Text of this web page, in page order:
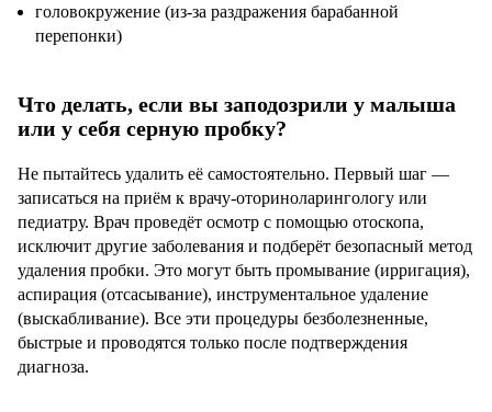
головокружение (из-за раздражения барабанной
перепонки)
Что делать, если вы заподозрили у малыша
или у себя серную пробку?
Не пытайтесь удалить её самостоятельно. Первый шаг —
записаться на приём к врачу-оториноларингологу или
педиатру. Врач проведёт осмотр с помощью отоскопа,
исключит другие заболевания и подберёт безопасный метод
удаления пробки. Это могут быть промывание (ирригация),
аспирация (отсасывание), инструментальное удаление
(выскабливание). Все эти процедуры безболезненные,
быстрые и проводятся только после подтверждения
диагноза.